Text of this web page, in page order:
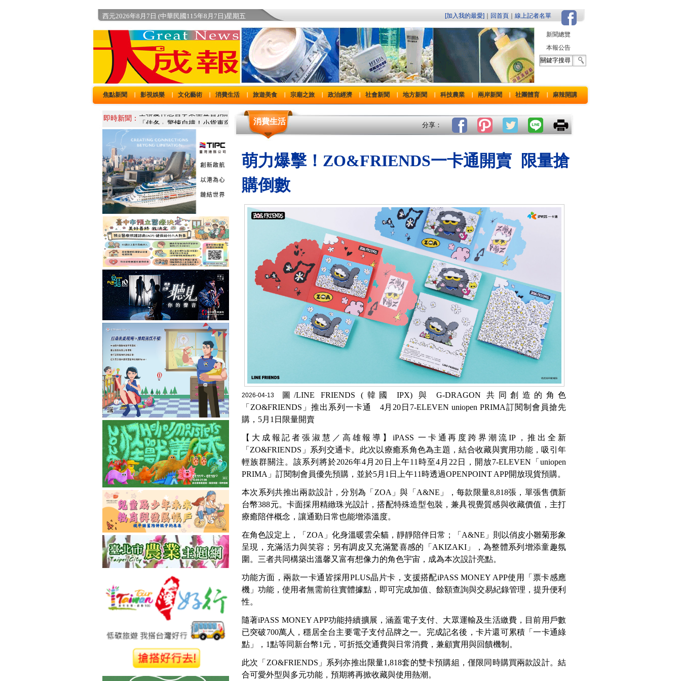
西元2026年8月7日 (中華民國115年8月7日)星期五 [加入我的最愛] 回首頁 線上記者名單
新聞總覽
本報公告
焦點新聞 影視娛樂 文化藝術 消費生活 旅遊美食 宗廟之旅 政治經濟 社會新聞 地方新聞 科技農業 兩岸新聞 社團體育 麻辣開講
即時新聞： 消費生活 分享：
萌力爆擊！ZO&FRIENDS一卡通開賣 限量搶
購倒數
2026-04-13
圖/LINE FRIENDS (韓國 IPX) 與 G-DRAGON 共同創造的角色
「ZO&FRIENDS」推出系列一卡通 4月20日7-ELEVEN uniopen PRIMA訂閱制會員搶先
購，5月1日限量開賣
【大成報記者張淑慧／高雄報導】iPASS 一卡通再度跨界潮流IP，推出全新
「ZO&FRIENDS」系列交通卡。此次以療癒系角色為主題，結合收藏與實用功能，吸引年
輕族群關注。該系列將於2026年4月20日上午11時至4月22日，開放7-ELEVEN「uniopen
PRIMA」訂閱制會員優先預購，並於5月1日上午11時透過OPENPOINT APP開放現貨預購。
本次系列共推出兩款設計，分別為「ZOA」與「A&NE」，每款限量8,818張，單張售價新
台幣388元。卡面採用精緻珠光設計，搭配特殊造型包裝，兼具視覺質感與收藏價值，主打
療癒陪伴概念，讓通勤日常也能增添溫度。
在角色設定上，「ZOA」化身溫暖雲朵貓，靜靜陪伴日常；「A&NE」則以俏皮小雛菊形象
呈現，充滿活力與笑容；另有調皮又充滿驚喜感的「AKIZAKI」，為整體系列增添童趣氛
圍。三者共同構築出溫馨又富有想像力的角色宇宙，成為本次設計亮點。
功能方面，兩款一卡通皆採用PLUS晶片卡，支援搭配iPASS MONEY APP使用「票卡感應
機」功能，使用者無需前往實體據點，即可完成加值、餘額查詢與交易紀錄管理，提升便利
性。
隨著iPASS MONEY APP功能持續擴展，涵蓋電子支付、大眾運輸及生活繳費，目前用戶數
已突破700萬人，穩居全台主要電子支付品牌之一。完成記名後，卡片還可累積「一卡通綠
點」，1點等同新台幣1元，可折抵交通費與日常消費，兼顧實用與回饋機制。
此次「ZO&FRIENDS」系列亦推出限量1,818套的雙卡預購組，僅限同時購買兩款設計。結
合可愛外型與多元功能，預期將再掀收藏與使用熱潮。